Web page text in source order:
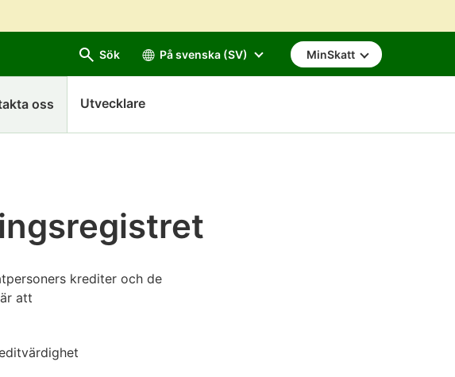
Sök På svenska (SV) MinSkatt
oss Utvecklare
krediter och de
att